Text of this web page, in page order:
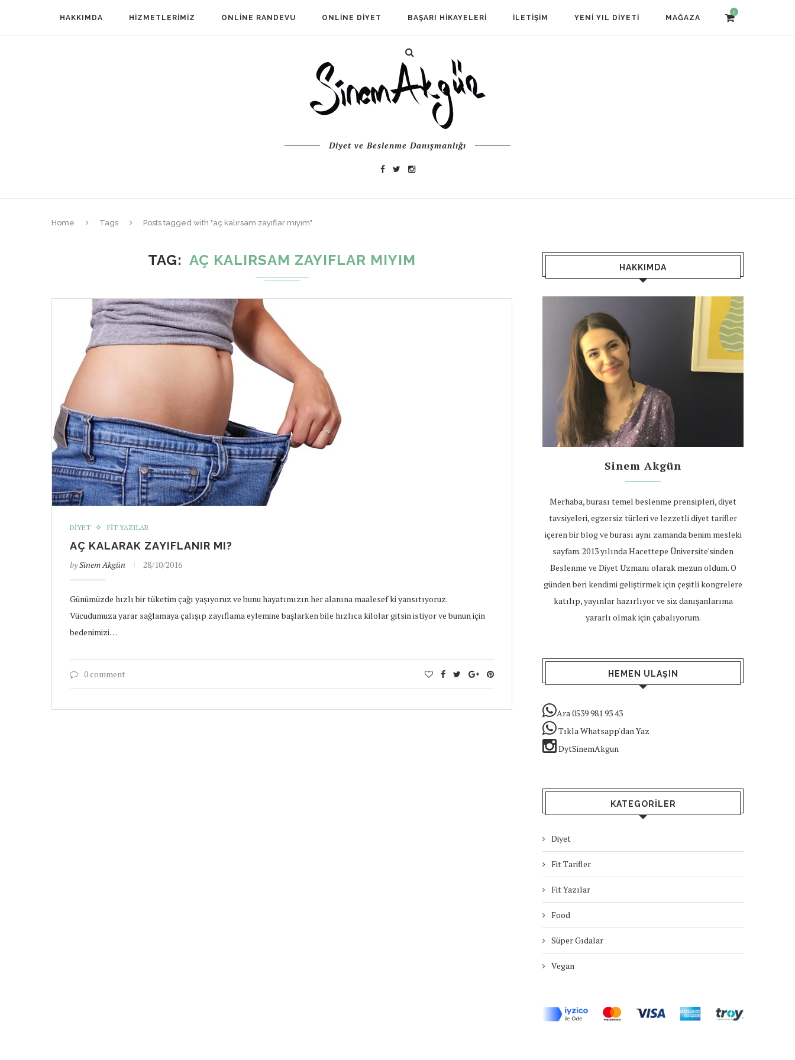
HAKKIMDA HIZMETLERIMIZ ONLINE RANDEVU ONLINE DIYET BAŞARI HIKAYELERI İLETIŞIM YENI YIL DIYETI MAĞAZA
0
Diyet ve Beslenme Danışmanlığı
Home Tags Posts tagged with "aç kalırsam zayıflar mıyım"
TAG AÇ KALIRSAM ZAYIFLAR MIYIM
DIYET FIT YAZILAR
AÇ KALARAK ZAYIFLANIR MI?
bySinem Akgün 28/10/2016
Günümüzde hızlı bir tüketim çağı yaşıyoruz ve bunu hayatımızın her alanına maalesef ki yansıtıyoruz.
Vücudumuza yarar sağlamaya çalışıp zayıflama eylemine başlarken bile hızlıca kilolar gitsin istiyor ve bunun için
bedenimizi…
0 comment
HAKKIMDA
Sinem Akgün
Merhaba, burası temel beslenme prensipleri, diyet
tavsiyeleri, egzersiz türleri ve lezzetli diyet tarifler
içeren bir blog ve burası aynı zamanda benim mesleki
sayfam. 2013 yılında Hacettepe Üniversite'sinden
Beslenme ve Diyet Uzmanı olarak mezun oldum. O
günden beri kendimi geliştirmek için çeşitli kongrelere
katılıp, yayınlar hazırlıyor ve siz danışanlarıma
yararlı olmak için çabalıyorum.
HEMEN ULAŞIN
Ara 0539 981 93 43
Tıkla Whatsapp'dan Yaz
DytSinemAkgun
KATEGORILER
Diyet
Fit Tarifler
Fit Yazılar
Food
Süper Gıdalar
Vegan